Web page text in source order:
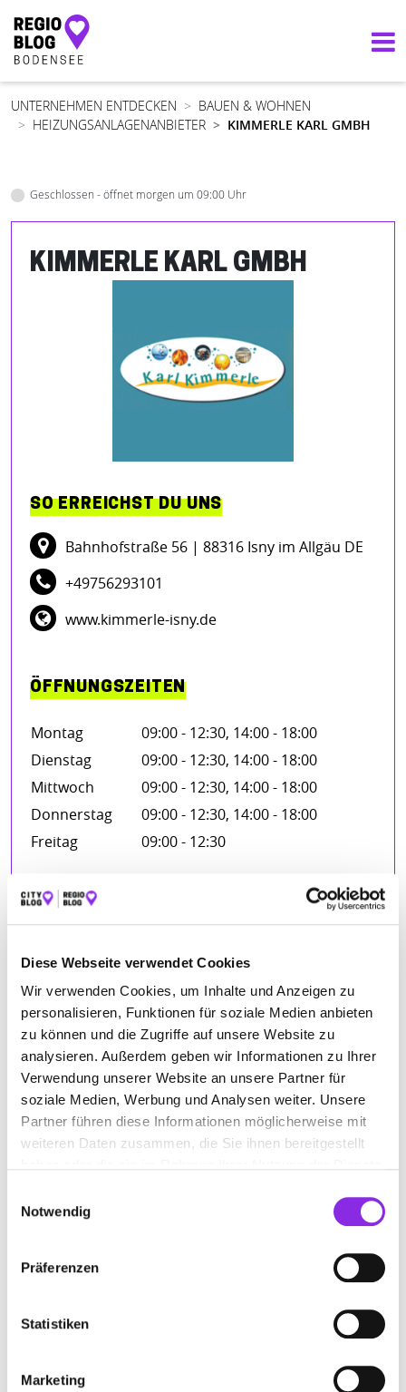
Diese Webseite verwendet Cookies
Wir verwenden Cookies, um Inhalte und Anzeigen zu
personalisieren, Funktionen für soziale Medien anbieten
zu können und die Zugriffe auf unsere Website zu
analysieren. Außerdem geben wir Informationen zu Ihrer
Verwendung unserer Website an unsere Partner für
soziale Medien, Werbung und Analysen weiter. Unsere
Partner führen diese Informationen möglicherweise mit
weiteren Daten zusammen, die Sie ihnen bereitgestellt
Notwendig
Präferenzen
Statistiken
Marketing
Hauptnavigation
UNTERNEHMEN ENTDECKEN
BAUEN & WOHNEN
HEIZUNGSANLAGENANBIETER
KIMMERLE KARL GMBH
Geschlossen - öffnet morgen um 09:00 Uhr
KIMMERLE KARL GMBH
SO ERREICHST DU UNS
Bahnhofstraße 56 | 88316 Isny im Allgäu DE
+49756293101
www.kimmerle-isny.de
ÖFFNUNGSZEITEN
Montag
09:00 - 12:30, 14:00 - 18:00
Dienstag
09:00 - 12:30, 14:00 - 18:00
Mittwoch
09:00 - 12:30, 14:00 - 18:00
Donnerstag
09:00 - 12:30, 14:00 - 18:00
Freitag
09:00 - 12:30
FIRMENBESCHREIBUNG
Die Firma Karl Kimmerle GmbH gehört zu den führenden
Unternehmen im Allgäu bei der Bad und
Alles was unser Handwerk betrifft – Armaturen,
Handbrausen, Ersatzteile, können direkt bei uns im Laden
erworben werden. Unsere Schwerpunkte liegen in folgenden
Bereichen:
– Bad – mit allem Drum und Dran
– Heizung- Energiesysteme
BILDER